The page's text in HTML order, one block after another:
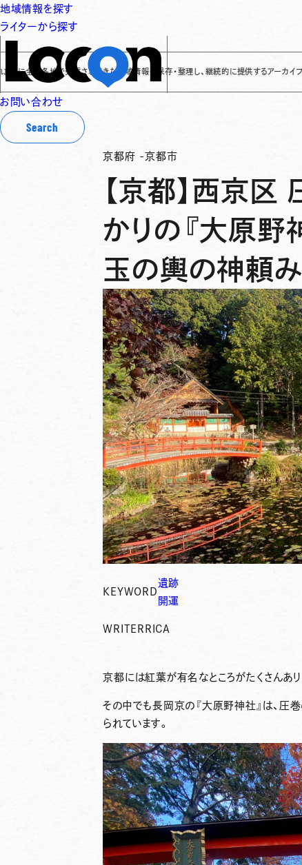
地域情報を探す
ライターから探す
お問い合わせ
Search
地で発信されてきた地域情報を保存・整理し、継続的に提供するアーカイブサイトです✌
京都府 -京都市
【京都】西京
かりの『大原野
玉の輿の神頼
KEYWORD
遺跡
開運
WRITER RICA
京都には紅葉が有名なところがたくさんあり
その中でも長岡京の『大原野神社』は、圧
られています。